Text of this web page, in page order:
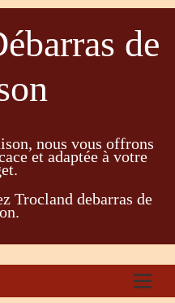
de
nous vous offrons
et adaptée à votre
Trocland debarras de